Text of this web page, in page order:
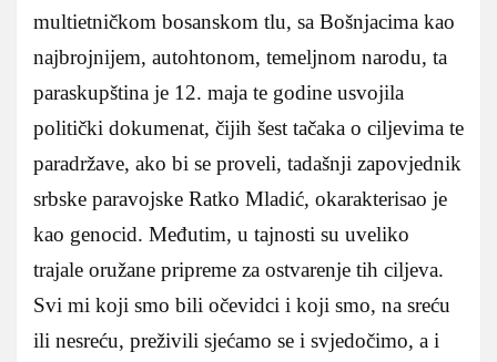
multietničkom bosanskom tlu, sa Bošnjacima kao
najbrojnijem, autohtonom, temeljnom narodu, ta
paraskupština je 12. maja te godine usvojila
politički dokumenat, čijih šest tačaka o ciljevima te
paradržave, ako bi se proveli, tadašnji zapovjednik
srbske paravojske Ratko Mladić, okarakterisao je
kao genocid. Međutim, u tajnosti su uveliko
trajale oružane pripreme za ostvarenje tih ciljeva.
Svi mi koji smo bili očevidci i koji smo, na sreću
ili nesreću, preživili sjećamo se i svjedočimo, a i